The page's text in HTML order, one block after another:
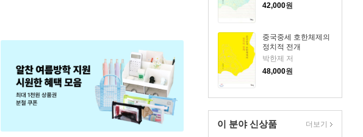
42,000원
중국중세 호한체제의
정치적 전개
박한제 저
48,000원
이 분야 신상품 더보기